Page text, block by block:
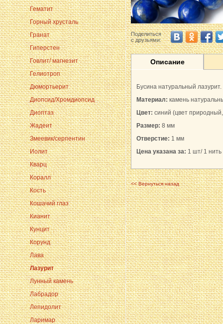
Гематит
Горный хрусталь
Гранат
Гиперстен
Говлит/ магнезит
Гелиотроп
Дюмортьерит
Диопсид/Хромдиопсид
Диоптаз
Жадеит
Змеевик/серпентин
Иолит
Кварц
Коралл
Кость
Кошачий глаз
Кианит
Кунцит
Корунд
Лава
Лазурит
Лунный камень
Лабрадор
Лепидолит
Ларимар
Поделиться
с друзьями:
Описание
Бусина натуральный лазурит.
Материал: камень
Цвет: синий (цвет
Размер: 8 мм
Отверстие: 1 мм
Цена указана за: 1 шт/ 1
<< Вернуться назад